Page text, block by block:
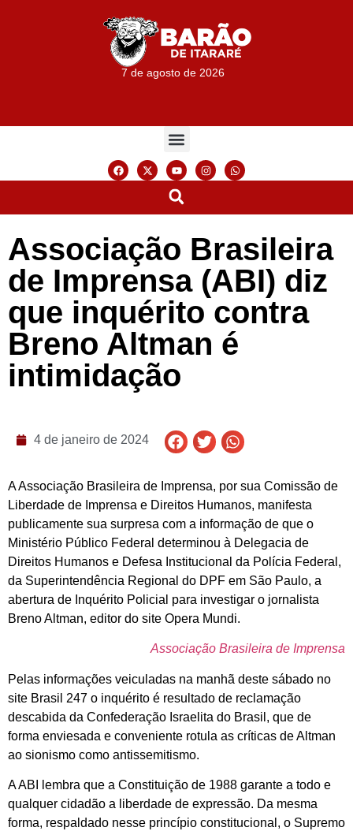
7 de agosto de 2026
Associação Brasileira
de Imprensa (ABI) diz
que inquérito contra
Breno Altman é
intimidação
4 de janeiro de 2024
A Associação Brasileira de Imprensa, por sua Comissão de
Liberdade de Imprensa e Direitos Humanos, manifesta
publicamente sua surpresa com a informação de que o
Ministério Público Federal determinou à Delegacia de
Direitos Humanos e Defesa Institucional da Polícia Federal,
da Superintendência Regional do DPF em São Paulo, a
abertura de Inquérito Policial para investigar o jornalista
Breno Altman, editor do site Opera Mundi.
Associação Brasileira de Imprensa
Pelas informações veiculadas na manhã deste sábado no
site Brasil 247 o inquérito é resultado de reclamação
descabida da Confederação Israelita do Brasil, que de
forma enviesada e conveniente rotula as críticas de Altman
ao sionismo como antissemitismo.
A ABI lembra que a Constituição de 1988 garante a todo e
qualquer cidadão a liberdade de expressão. Da mesma
forma, respaldado nesse princípio constitucional, o Supremo